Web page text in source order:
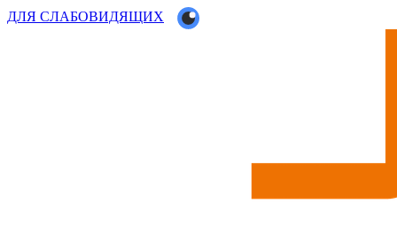
ДЛЯ СЛАБОВИДЯЩИХ